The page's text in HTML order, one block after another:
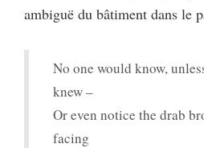
ambiguë du bâtiment dans le
No one would know,
knew –
Or even notice the drab
facing